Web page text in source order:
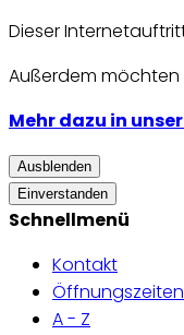
Dieser
Außerdem möchten
Mehr dazu in
Ausblenden
Einverstanden
Schnellmenü
Kontakt
Öffnungszeiten
A - Z